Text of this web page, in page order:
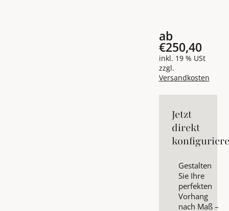
ab
€250,40
inkl. 19 % USt
zzgl.
Versandkosten
Jetzt
direkt
Gestalten
Sie Ihre
perfekten
Vorhang
nach Maß –